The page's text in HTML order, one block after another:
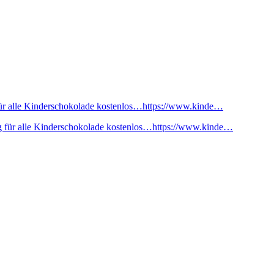
alle Kinderschokolade kostenlos…https://www.kinde…
für alle Kinderschokolade kostenlos…https://www.kinde…